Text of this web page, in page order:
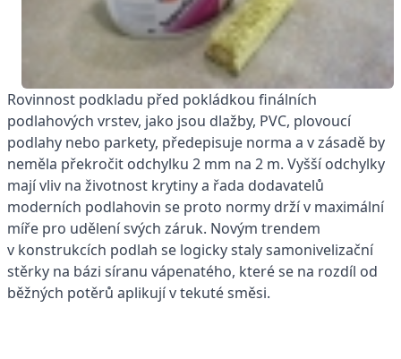
Rovinnost podkladu před pokládkou finálních
podlahových vrstev, jako jsou dlažby, PVC, plovoucí
podlahy nebo parkety, předepisuje norma a v zásadě by
neměla překročit odchylku 2 mm na 2 m. Vyšší odchylky
mají vliv na životnost krytiny a řada dodavatelů
moderních podlahovin se proto normy drží v maximální
míře pro udělení svých záruk. Novým trendem
v konstrukcích podlah se logicky staly samonivelizační
stěrky na bázi síranu vápenatého, které se na rozdíl od
běžných potěrů aplikují v tekuté směsi.